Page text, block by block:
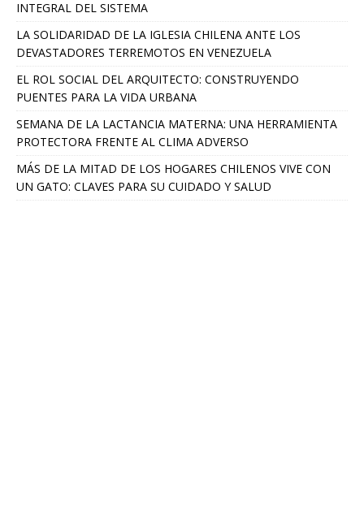
INTEGRAL DEL SISTEMA
LA SOLIDARIDAD DE LA IGLESIA CHILENA ANTE LOS
DEVASTADORES TERREMOTOS EN VENEZUELA
EL ROL SOCIAL DEL ARQUITECTO: CONSTRUYENDO
PUENTES PARA LA VIDA URBANA
SEMANA DE LA LACTANCIA MATERNA: UNA HERRAMIENTA
PROTECTORA FRENTE AL CLIMA ADVERSO
MÁS DE LA MITAD DE LOS HOGARES CHILENOS VIVE CON
UN GATO: CLAVES PARA SU CUIDADO Y SALUD